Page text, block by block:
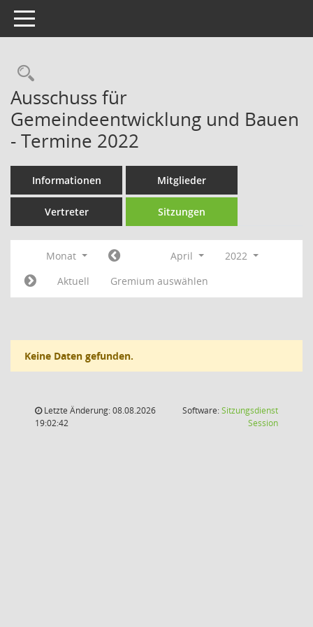
Toggle navigation
Rechercheauswahl
Ausschuss für
Gemeindeentwicklung und Bauen
- Termine 2022
Informationen Mitglieder
Vertreter Sitzungen
Monat April
2022
Aktuell
Gremium auswählen
Keine Daten gefunden.
Letzte Änderung: 08.08.2026
19:02:42
Software:Sitzungsdienst
Session(Wird in